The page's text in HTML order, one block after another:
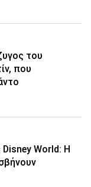
του
που
Disney World: Η